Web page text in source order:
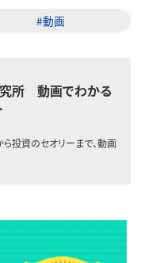
#動画
所 動画でわかる
投資のセオリーまで、動画